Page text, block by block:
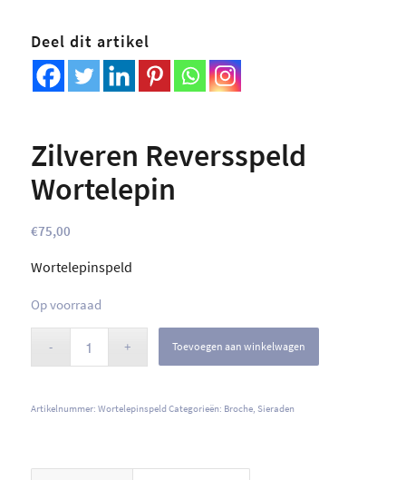
Deel dit artikel
Zilveren Reversspeld
Wortelepin
€75,00
Wortelepinspeld
Op voorraad
Toevoegen aan winkelwagen
Artikelnummer: WortelepinspeldCategorieën: Broche, Sieraden